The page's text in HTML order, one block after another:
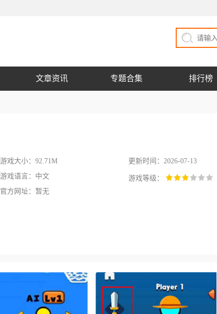
文章资讯 专题合集 排行榜
游戏大小：92.71M
更新时间：2026-07-13
游戏语言：中文
游戏等级：
官方网址：暂无